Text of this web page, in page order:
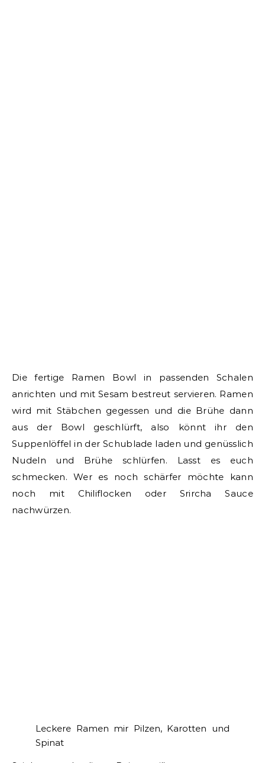
Die fertige Ramen Bowl in passenden Schalen
anrichten und mit Sesam bestreut servieren. Ramen
wird mit Stäbchen gegessen und die Brühe dann
aus der Bowl geschlürft, also könnt ihr den
Suppenlöffel in der Schublade laden und genüsslich
Nudeln und Brühe schlürfen. Lasst es euch
schmecken. Wer es noch schärfer möchte kann
noch mit Chiliflocken oder Srircha Sauce
nachwürzen.
Leckere Ramen mir Pilzen, Karotten und
Spinat